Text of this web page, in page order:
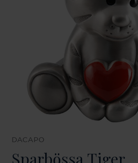
DACAPO
Sparbössa Tiger